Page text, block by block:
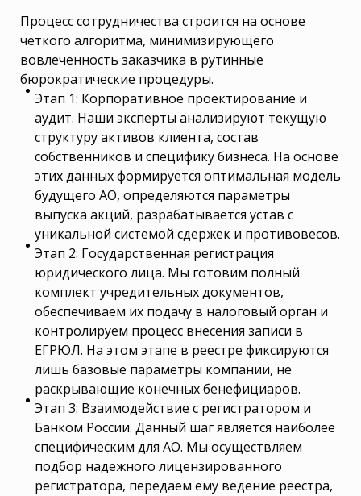
Процесс сотрудничества строится на основе
четкого алгоритма, минимизирующего
вовлеченность заказчика в рутинные
бюрократические процедуры.
Этап 1: Корпоративное проектирование и
аудит. Наши эксперты анализируют текущую
структуру активов клиента, состав
собственников и специфику бизнеса. На основе
этих данных формируется оптимальная модель
будущего АО, определяются параметры
выпуска акций, разрабатывается устав с
уникальной системой сдержек и противовесов.
Этап 2: Государственная регистрация
юридического лица. Мы готовим полный
комплект учредительных документов,
обеспечиваем их подачу в налоговый орган и
контролируем процесс внесения записи в
ЕГРЮЛ. На этом этапе в реестре фиксируются
лишь базовые параметры компании, не
раскрывающие конечных бенефициаров.
Этап 3: Взаимодействие с регистратором и
Банком России. Данный шаг является наиболее
специфическим для АО. Мы осуществляем
подбор надежного лицензированного
регистратора, передаем ему ведение реестра,